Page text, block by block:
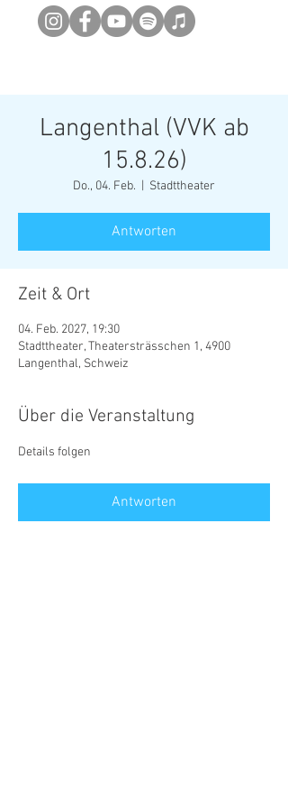
Langenthal (VVK ab
15.8.26)
Do., 04. Feb. Stadttheater
Antworten
Zeit & Ort
04. Feb. 2027, 19:30
Stadttheater, Theatersträsschen 1, 4900
Langenthal, Schweiz
Über die Veranstaltung
Details folgen
Antworten